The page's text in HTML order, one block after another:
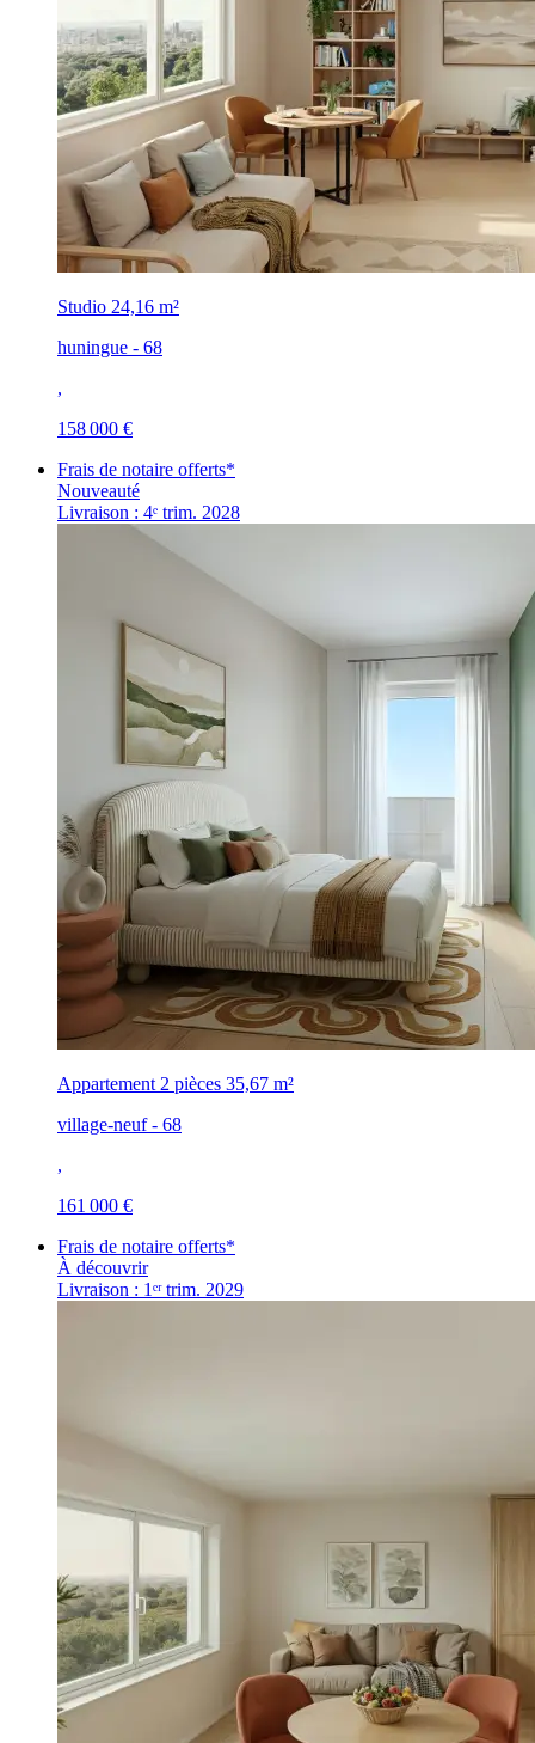
Studio 24,16 m²
huningue - 68
,
158 000 €
Frais de notaire offerts*
Nouveauté
Livraison : 4ᵉ trim. 2028
Appartement 2 pièces 35,67 m²
village-neuf - 68
,
161 000 €
Frais de notaire offerts*
À découvrir
Livraison : 1ᵉʳ trim. 2029